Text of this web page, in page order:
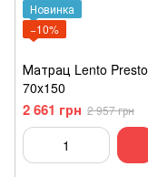
Новинка
−10%
Матрац Lento Presto
70x150
2 661 грн 2 957 грн